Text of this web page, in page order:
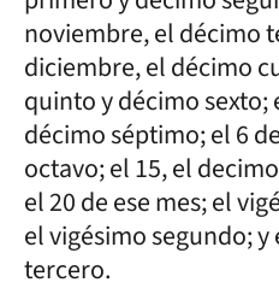
noviembre, el décimo
diciembre, el décimo
quinto y décimo sexto;
décimo séptimo; el 6
octavo; el 15, el
el 20 de ese mes; el
el vigésimo segundo; y
tercero.